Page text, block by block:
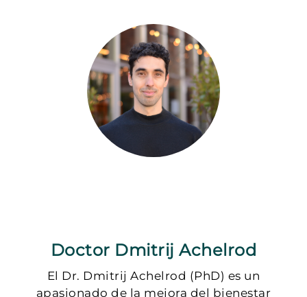
Doctor Dmitrij Achelrod
El Dr. Dmitrij Achelrod (PhD) es un
apasionado de la mejora del bienestar